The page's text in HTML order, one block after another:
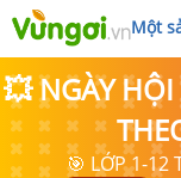
Một
💥 NGÀY
🎯 LỚP 1-12